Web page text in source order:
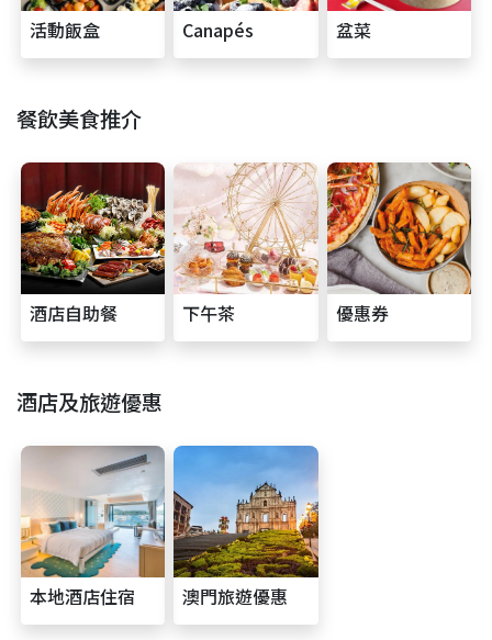
活動飯盒 Canapés 盆菜
餐飲美食推介
酒店自助餐 下午茶 優惠券
酒店及旅遊優惠
本地酒店住宿 澳門旅遊優惠